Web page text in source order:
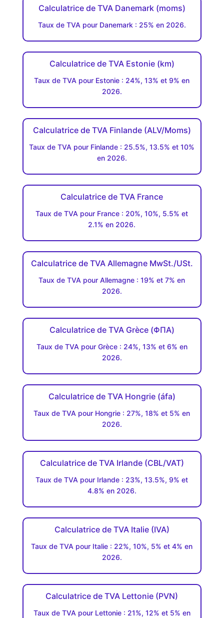
Calculatrice de TVA Danemark (moms)
Taux de TVA pour Danemark : 25% en 2026.
Calculatrice de TVA Estonie (km)
Taux de TVA pour Estonie : 24%, 13% et 9% en
2026.
Calculatrice de TVA Finlande (ALV/Moms)
Taux de TVA pour Finlande : 25.5%, 13.5% et 10%
en 2026.
Calculatrice de TVA France
Taux de TVA pour France : 20%, 10%, 5.5% et
2.1% en 2026.
Calculatrice de TVA Allemagne MwSt./USt.
Taux de TVA pour Allemagne : 19% et 7% en
2026.
Calculatrice de TVA Grèce (ΦΠΑ)
Taux de TVA pour Grèce : 24%, 13% et 6% en
2026.
Calculatrice de TVA Hongrie (áfa)
Taux de TVA pour Hongrie : 27%, 18% et 5% en
2026.
Calculatrice de TVA Irlande (CBL/VAT)
Taux de TVA pour Irlande : 23%, 13.5%, 9% et
4.8% en 2026.
Calculatrice de TVA Italie (IVA)
Taux de TVA pour Italie : 22%, 10%, 5% et 4% en
2026.
Calculatrice de TVA Lettonie (PVN)
Taux de TVA pour Lettonie : 21%, 12% et 5% en